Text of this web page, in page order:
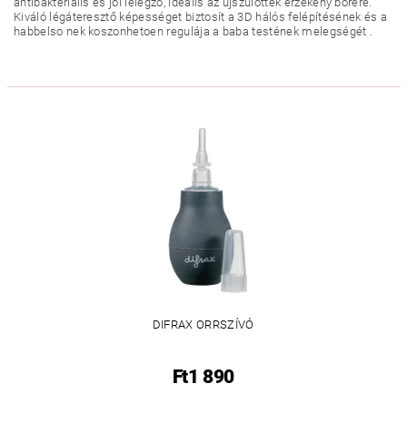
Kiváló légáteresztő képességet biztosít a 3D hálós felépítésének és a
habbelso nek koszonhetoen regulája a baba testének melegségét .
DIFRAX ORRSZÍVÓ
Ft1 890